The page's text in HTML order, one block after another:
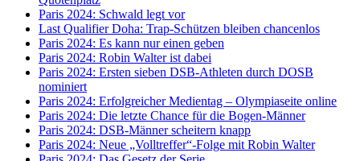
Paris 2024: Schwald legt vor
Last Qualifier Doha: Trap-Schützen bleiben chancenlos
Paris 2024: Es kann nur einen geben
Paris 2024: Robin Walter ist dabei
Paris 2024: Ersten sieben DSB-Athleten durch DOSB
nominiert
Paris 2024: Erfolgreicher Medientag – Olympiaseite online
Paris 2024: Die letzte Chance für die Bogen-Männer
Paris 2024: DSB-Männer scheitern knapp
Paris 2024: Neue „Volltreffer“-Folge mit Robin Walter